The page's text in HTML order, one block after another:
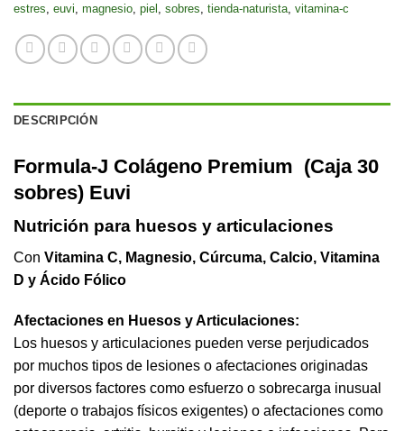
estres euvi magnesio piel sobres tienda-naturista vitamina-c
DESCRIPCIÓN
Formula-J Colágeno Premium (Caja 30
sobres) Euvi
Nutrición para huesos y articulaciones
Con Vitamina C, Magnesio, Cúrcuma, Calcio, Vitamina
D y Ácido Fólico
Afectaciones en Huesos y Articulaciones:
Los huesos y articulaciones pueden verse perjudicados
por muchos tipos de lesiones o afectaciones originadas
por diversos factores como esfuerzo o sobrecarga inusual
(deporte o trabajos físicos exigentes) o afectaciones como